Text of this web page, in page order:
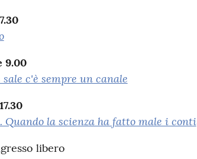
9.00
c'è sempre un canale
Quando la scienza ha fatto male i conti
libero